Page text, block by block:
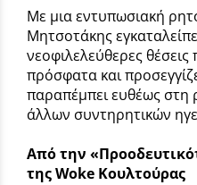
Με μια εντυπωσιακή
Μητσοτάκης
νεοφιλελεύθερες
πρόσφατα και
παραπέμπει ευθέως στη
άλλων συντηρητικών
Από την
της Woke Κουλτούρας